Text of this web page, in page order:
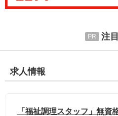
注
求人情報
「福祉調理スタッフ」無資